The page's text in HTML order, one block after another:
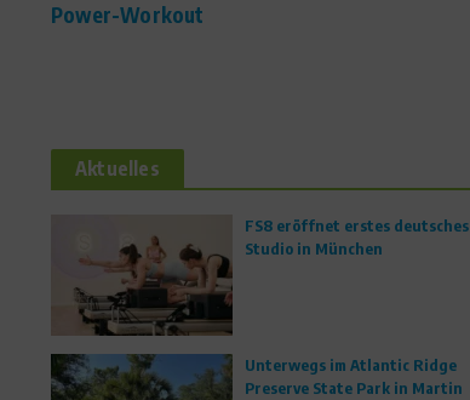
Power-Workout
Aktuelles
FS8 eröffnet erstes deutsches
Studio in München
Unterwegs im Atlantic Ridge
Preserve State Park in Martin